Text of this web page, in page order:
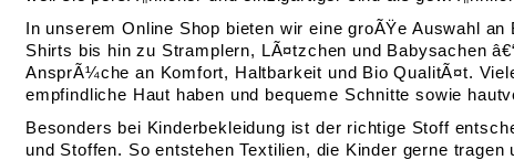
In unserem Online Shop bieten wir eine groÃŸe Auswahl
Shirts bis hin zu Stramplern, LÃ¤tzchen und Babysachen
AnsprÃ¼che an Komfort, Haltbarkeit und Bio QualitÃ¤t.
empfindliche Haut haben und bequeme Schnitte sowie
Besonders bei Kinderbekleidung ist der richtige Stoff
und Stoffen. So entstehen Textilien, die Kinder gerne tragen